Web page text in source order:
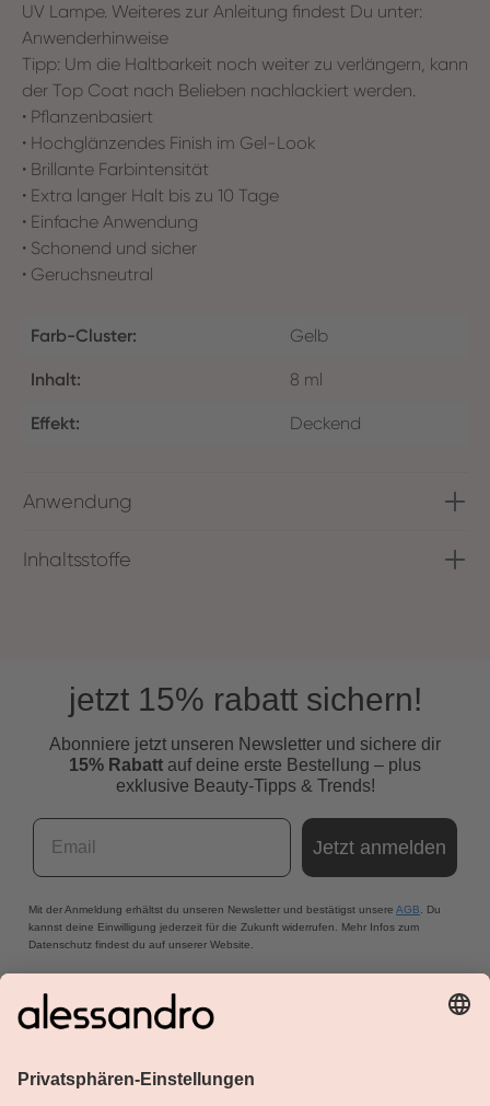
UV Lampe. Weiteres zur Anleitung findest Du unter:
Anwenderhinweise
Tipp: Um die Haltbarkeit noch weiter zu verlängern, kann
der Top Coat nach Belieben nachlackiert werden.
• Pflanzenbasiert
• Hochglänzendes Finish im Gel-Look
• Brillante Farbintensität
• Extra langer Halt bis zu 10 Tage
• Einfache Anwendung
• Schonend und sicher
• Geruchsneutral
Farb-Cluster: Gelb
Inhalt: 8 ml
Effekt: Deckend
Anwendung
Inhaltsstoffe
jetzt 15% rabatt sichern!
Abonniere jetzt unseren Newsletter und sichere dir
15% Rabatt auf deine erste Bestellung – plus
exklusive Beauty-Tipps & Trends!
Email
Jetzt anmelden
Mit der Anmeldung erhältst du unseren Newsletter und bestätigst unsere AGB . Du
kannst deine Einwilligung jederzeit für die Zukunft widerrufen. Mehr Infos zum
Datenschutz findest du auf unserer Website.